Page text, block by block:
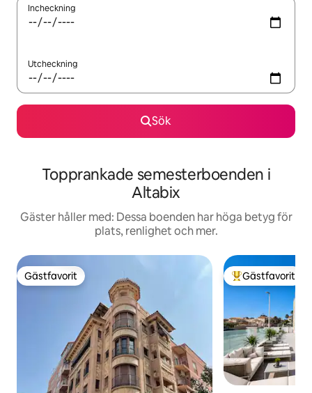
Incheckning
Utcheckning
Sök
Topprankade semesterboenden i
Altabix
Gäster håller med: Dessa boenden har höga betyg för
plats, renlighet och mer.
Gästfavorit
Gästfavorit Populär
Gästfavorit